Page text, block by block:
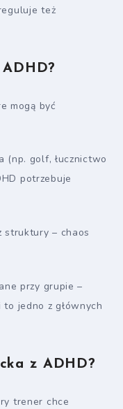
też
mogą być
(np. golf, łucznictwo
potrzebuje
struktury – chaos
przy grupie –
jedno z głównych
z ADHD?
trener chce